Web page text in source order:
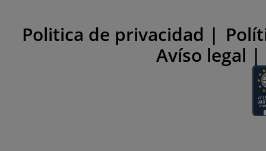
Politica de privacidad |
Avíso legal |